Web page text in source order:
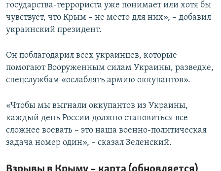
государства-террориста уже понимает или хотя бы
чувствует, что Крым – не место для них», – добавил
украинский президент.
Он поблагодарил всех украинцев, которые
помогают Вооруженным силам Украины, разведке,
спецслужбам «ослаблять армию оккупантов».
«Чтобы мы выгнали оккупантов из Украины,
каждый день России должно становиться все
сложнее воевать – это наша военно-политическая
задача номер один», – сказал Зеленский.